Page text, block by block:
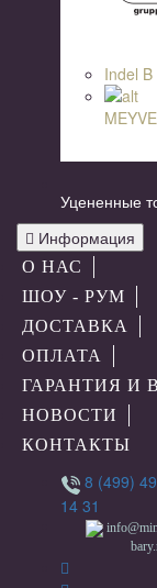
Indel B
Уцененные
Информация
О НАС
ШОУ - РУМ
ДОСТАВКА
ОПЛАТА
ГАРАНТИЯ И
НОВОСТИ
КОНТАКТЫ
8 (499)
14 31